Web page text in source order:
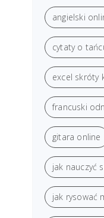
angielski
cytaty o
excel skróty
francuski
gitara online
jak nauczyć
jak rysować